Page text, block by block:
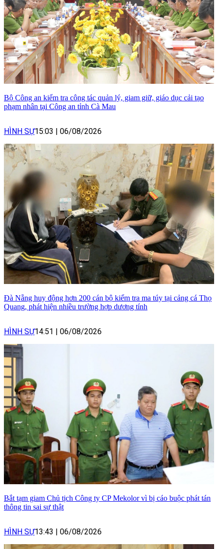
Bộ Công an kiểm tra công tác quản lý, giam giữ, giáo dục cải tạo
phạm nhân tại Công an tỉnh Cà Mau
HÌNH SỰ15:03 06/08/2026
Đà Nẵng huy động hơn 200 cán bộ kiểm tra ma túy tại cảng cá Thọ
Quang, phát hiện nhiều trường hợp dương tính
HÌNH SỰ14:51 06/08/2026
Bắt tạm giam Chủ tịch Công ty CP Mekolor vì bị cáo buộc phát tán
thông tin sai sự thật
HÌNH SỰ13:43 06/08/2026